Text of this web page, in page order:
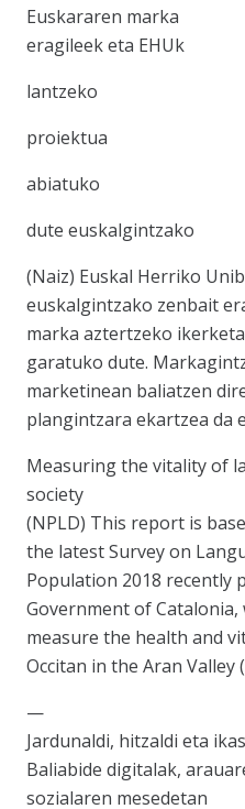
Euskararen marka
eragileek eta EHUk
lantzeko
proiektua
abiatuko
dute euskalgintzako
(Naiz) Euskal Herriko
euskalgintzako zenbait
marka aztertzeko
garatuko dute.
marketinean baliatzen
plangintzara ekartzea da
Measuring the vitality of
society
(NPLD) This report is
the latest Survey on
Population 2018 recently
Government of
measure the health and
Occitan in the Aran
—
Jardunaldi, hitzaldi eta
Baliabide digitalak,
sozialaren mesedetan